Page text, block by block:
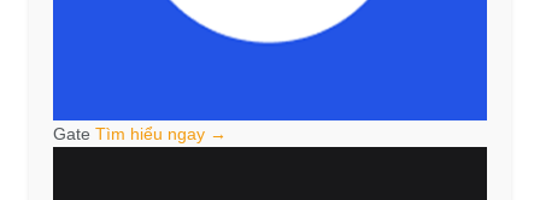
Gate Tìm hiểu ngay →